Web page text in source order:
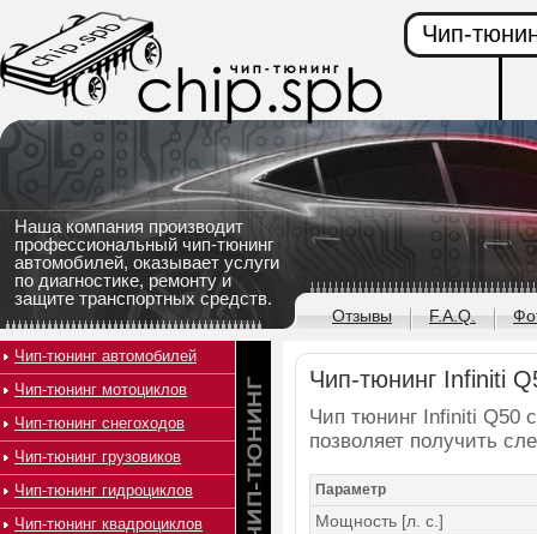
Наша компания производит
профессиональный чип-тюнинг
автомобилей, оказывает услуги
по диагностике, ремонту и
защите транспортных средств.
Чип-
Отзывы F.A.Q.
Чип-тюнинг Infiniti
Чип тюнинг Infiniti Q50
позволяет получить
Параметр
Мощность [л. с.]
Чип-тюнинг автомобилей
Чип-тюнинг мотоциклов
Чип-тюнинг снегоходов
Чип-тюнинг грузовиков
Чип-тюнинг гидроциклов
Чип-тюнинг квадроциклов